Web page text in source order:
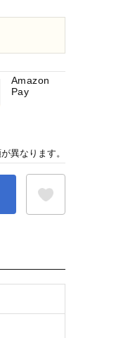
Amazon
Pay
異なります。